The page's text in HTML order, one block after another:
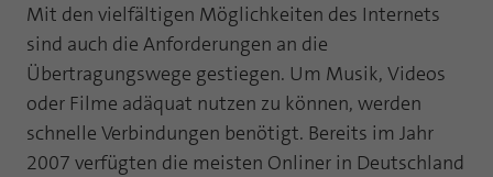
Mit den vielfältigen Möglichkeiten des Internets
sind auch die Anforderungen an die
Übertragungswege gestiegen. Um Musik, Videos
oder Filme adäquat nutzen zu können, werden
schnelle Verbindungen benötigt. Bereits im Jahr
2007 verfügten die meisten Onliner in Deutschland
Zweck PHPs Standard Sitzungs Identifikation
Laufzeit 1 Jahr
Zweck
Cookie von AT INTERNET zur Steuerung der
erweiterten Script- und Ereignisbehandlung